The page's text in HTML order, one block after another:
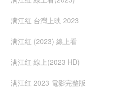
满江红 台灣上映 2023
满江红 (2023) 線上看
满江红 線上(2023 HD)
满江红 2023 電影完整版